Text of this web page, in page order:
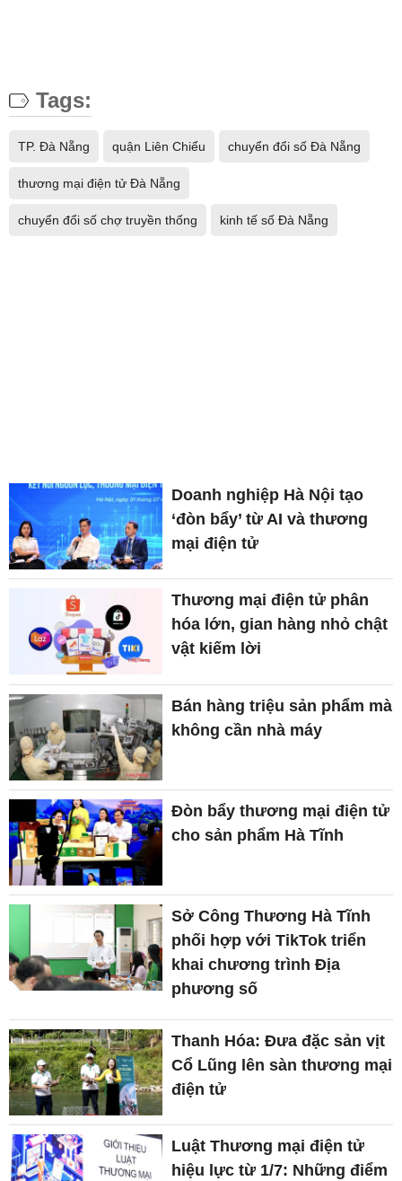
Tags:
TP. Đà Nẵng quận Liên Chiểu chuyển đổi số Đà Nẵng
thương mại điện tử Đà Nẵng
chuyển đổi số chợ truyền thống kinh tế số Đà Nẵng
Doanh nghiệp Hà Nội tạo
‘đòn bẩy’ từ AI và thương
mại điện tử
Thương mại điện tử phân
hóa lớn, gian hàng nhỏ chật
vật kiếm lời
Bán hàng triệu sản phẩm mà
không cần nhà máy
Đòn bẩy thương mại điện tử
cho sản phẩm Hà Tĩnh
Sở Công Thương Hà Tĩnh
phối hợp với TikTok triển
khai chương trình Địa
phương số
Thanh Hóa: Đưa đặc sản vịt
Cổ Lũng lên sàn thương mại
điện tử
Luật Thương mại điện tử
hiệu lực từ 1/7: Những điểm